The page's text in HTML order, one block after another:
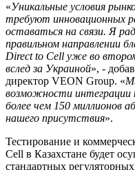
«Уникальные условия
требуют инновационных
оставаться на связи. Я
правильном направлении
Direct to Cell уже во
вслед за Украиной», -
директор VEON Group. «
возможности интеграции
более чем 150 миллионов
нашего присутствия».
Тестирование и
Cell в Казахстане будет
стандартных